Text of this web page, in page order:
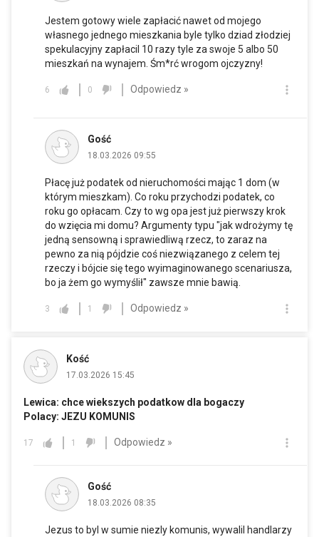
Jestem gotowy wiele zapłacić nawet od mojego
własnego jednego mieszkania byle tylko dziad złodziej
spekulacyjny zapłacil 10 razy tyle za swoje 5 albo 50
mieszkań na wynajem. Śm*rć wrogom ojczyzny!
6 0 Odpowiedz »
Gość
18.03.2026 09:55
Płacę już podatek od nieruchomości mając 1 dom (w
którym mieszkam). Co roku przychodzi podatek, co
roku go opłacam. Czy to wg opa jest już pierwszy krok
do wzięcia mi domu? Argumenty typu "jak wdrożymy tę
jedną sensowną i sprawiedliwą rzecz, to zaraz na
pewno za nią pójdzie coś niezwiązanego z celem tej
rzeczy i bójcie się tego wyimaginowanego scenariusza,
bo ja żem go wymyślił" zawsze mnie bawią.
3 1 Odpowiedz »
Kość
17.03.2026 15:45
Lewica: chce wiekszych podatkow dla bogaczy
Polacy: JEZU KOMUNIS
17 1 Odpowiedz »
Gość
18.03.2026 08:35
Jezus to byl w sumie niezly komunis, wywalil handlarzy